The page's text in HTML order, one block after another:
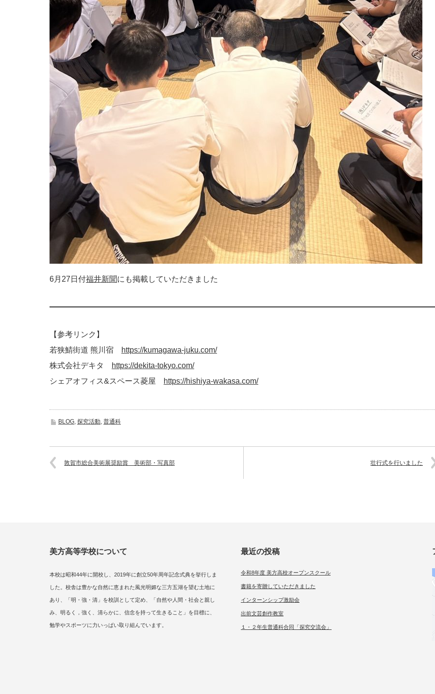
6月27日付福井新聞にも掲載していただきました
【参考リンク】
若狭鯖街道 熊川宿
https://kumagawa-juku.com/
株式会社デキタ
https://dekita-tokyo.com/
シェアオフィス&スペース菱屋
https://hishiya-wakasa.com/
BLOG, 探究活動, 普通科
敦賀市総合美術展奨励賞 美術部・写真部 壮行式を行いました
美方高等学校について
本校は昭和44年に開校し、2019年に創立50年周年記念式典を挙行しま
した。校舎は豊かな自然に恵まれた風光明媚な三方五湖を望む土地に
あり、「明・強・清」を校訓として定め、「自然や人間・社会と親し
み、明るく，強く、清らかに、信念を持って生きること」を目標に、
勉学やスポーツに力いっぱい取り組んでいます。
最近の投稿
令和8年度 美方高校オープンスクール
書籍を寄贈していただきました
インターンシップ激励会
出前文芸創作教室
１・２年生普通科合同「探究交流会」